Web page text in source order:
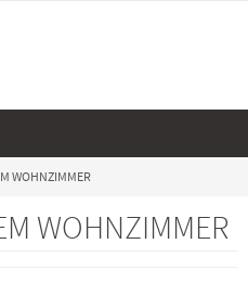
WOHNZIMMER
WOHNZIMMER